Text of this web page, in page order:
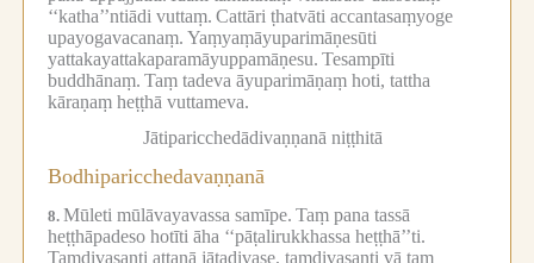
‘‘katha’’ntiādi vuttaṃ. Cattāri ṭhatvāti accantasaṃyoge
upayogavacanaṃ. Yaṃyaṃāyuparimāṇesūti
yattakayattakaparamāyuppamāṇesu. Tesampīti
buddhānaṃ. Taṃ tadeva āyuparimāṇaṃ hoti, tattha
kāraṇaṃ heṭṭhā vuttameva.
Jātiparicchedādivaṇṇanā niṭṭhitā
Bodhiparicchedavaṇṇanā
8. Mūleti mūlāvayavassa samīpe. Taṃ pana tassā
heṭṭhāpadeso hotīti āha ‘‘pāṭalirukkhassa heṭṭhā’’ti.
Taṃdivasanti attanā jātadivase, taṃdivasanti vā taṃ